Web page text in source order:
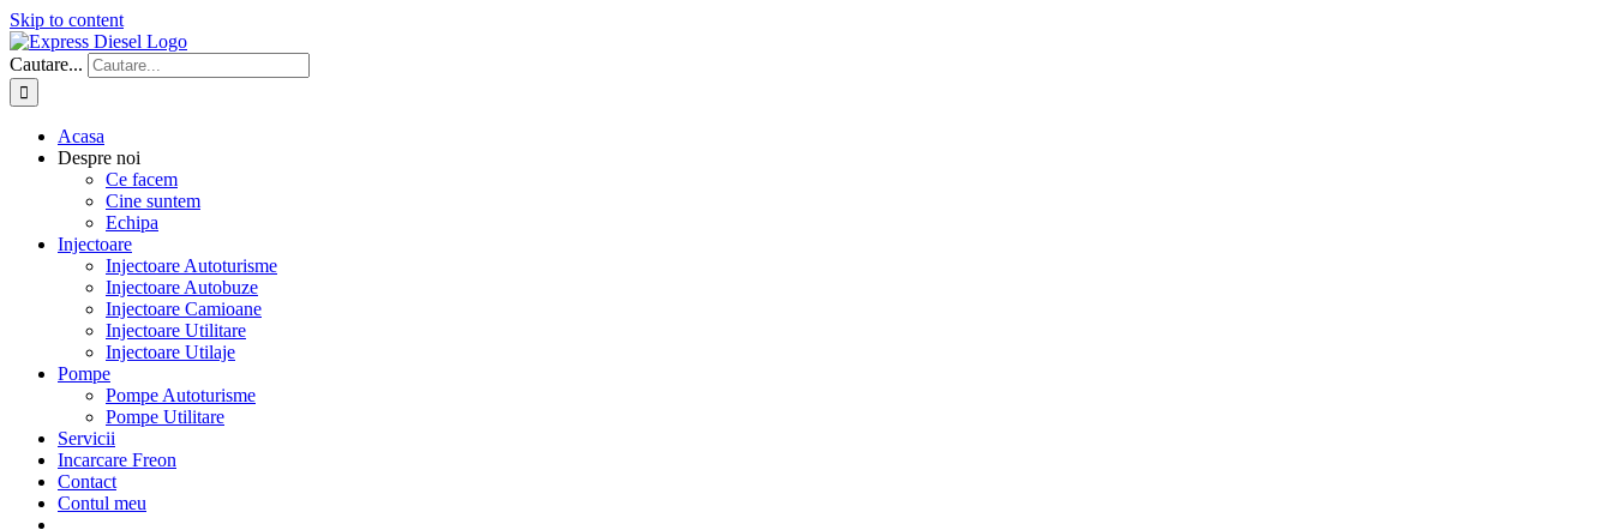
Skip to content
Cautare...
Acasa
Despre noi
Ce facem
Cine suntem
Echipa
Injectoare
Injectoare Autoturisme
Injectoare Autobuze
Injectoare Camioane
Injectoare Utilitare
Injectoare Utilaje
Pompe
Pompe Autoturisme
Pompe Utilitare
Servicii
Incarcare Freon
Contact
Contul meu